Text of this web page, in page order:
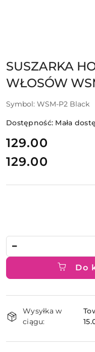
SUSZARKA
WŁOSÓW
Symbol: WSM-P2 Black
Dostępność: Mała
cena:
129.00
Cena:
129.00
Do
i
dostawa
Wysyłka w
ciągu: